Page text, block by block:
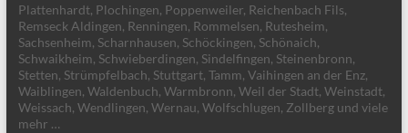
Plattenhardt, Plochingen, Poppenweiler, Reichenbach Fils,
Remseck Aldingen, Renningen, Rommelsen, Rutesheim,
Sachsenheim, Scharnhausen, Schöckingen, Schönaich,
Schwaikheim, Schwieberdingen, Sindelfingen, Steinenbronn,
Stetten, Strümpfelbach, Stuttgart, Tamm, Vaihingen an der Enz,
Waiblingen, Waldenbuch, Warmbronn, Weil der Stadt, Weinstadt,
Weissach, Wendlingen, Wernau, Wolfschlugen, Zollberg und viele
mehr …